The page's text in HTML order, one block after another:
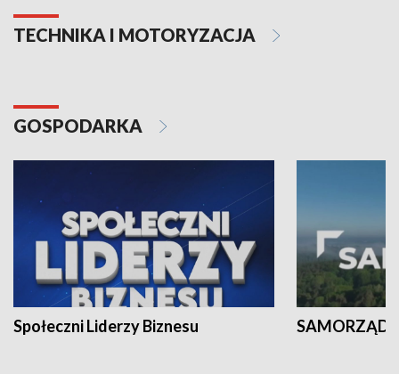
TECHNIKA I MOTORYZACJA
GOSPODARKA
Społeczni Liderzy Biznesu SAMORZĄD